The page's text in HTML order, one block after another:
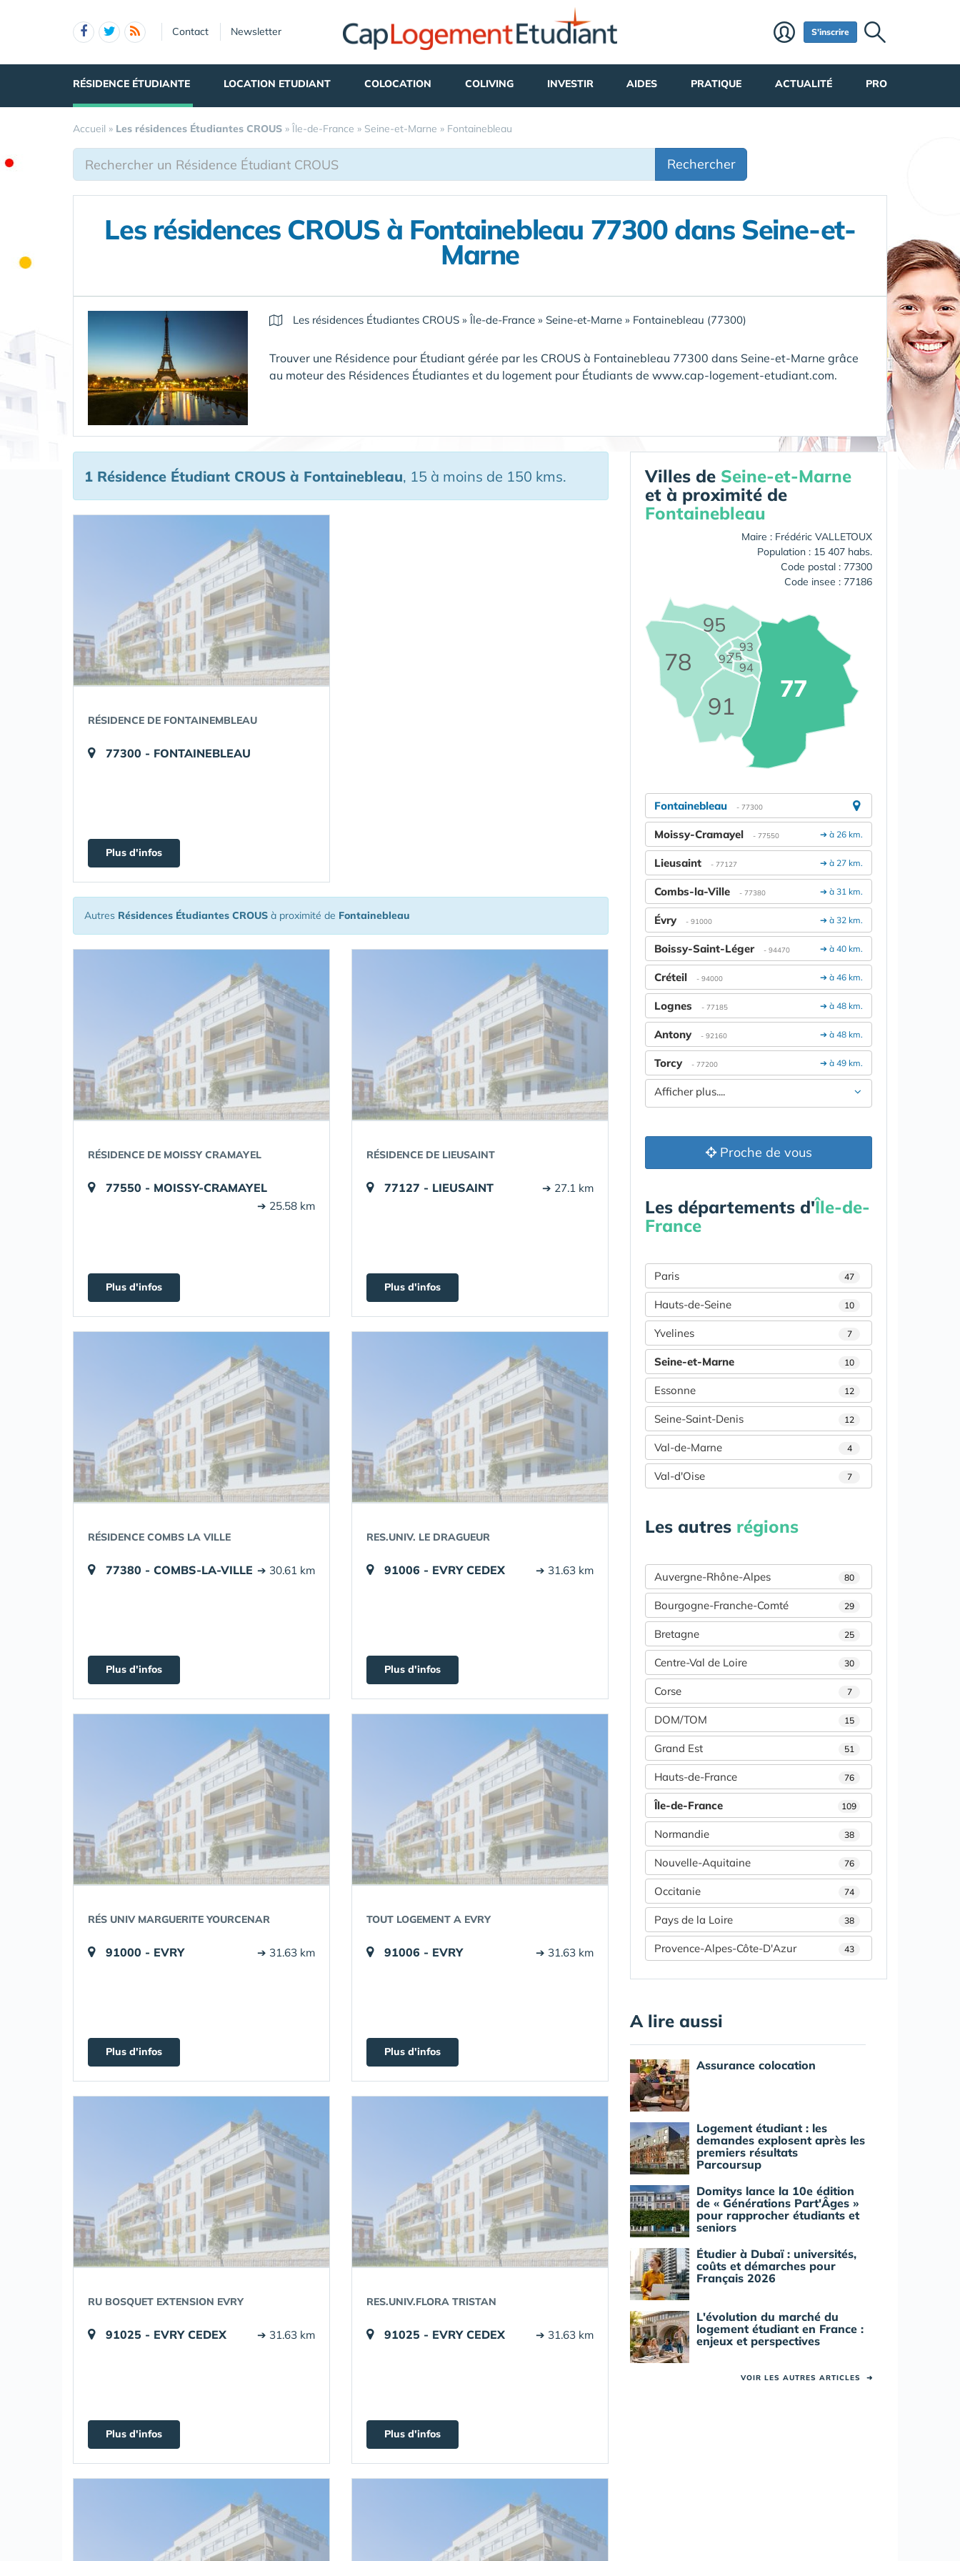
Contact Newsletter S'inscrire
RÉSIDENCE ÉTUDIANTE LOCATION ETUDIANT COLOCATION COLIVING INVESTIR AIDES PRATIQUE ACTUALITÉ PRO
Accueil » Les résidences Étudiantes CROUS » Île-de-France » Seine-et-Marne » Fontainebleau
Rechercher
Les résidences CROUS à Fontainebleau 77300 dans Seine-et-
Marne
Les résidences Étudiantes CROUS »Île-de-France » Seine-et-Marne » Fontainebleau (77300)
Trouver une Résidence pour Étudiant gérée par les CROUS à Fontainebleau 77300 dans Seine-et-Marne grâce
au moteur des Résidences Étudiantes et du logement pour Étudiants de www.cap-logement-etudiant.com.
1 Résidence Étudiant CROUS à Fontainebleau, 15 à moins de 150 kms.
RÉSIDENCE DE FONTAINEMBLEAU
77300 - FONTAINEBLEAU
Plus d'infos
Autres Résidences Étudiantes CROUS à proximité de Fontainebleau
RÉSIDENCE DE MOISSY CRAMAYEL
77550 - MOISSY-CRAMAYEL
➔ 25.58 km
Plus d'infos
RÉSIDENCE DE LIEUSAINT
77127 - LIEUSAINT ➔ 27.1 km
Plus d'infos
RÉSIDENCE COMBS LA VILLE
77380 - COMBS-LA-VILLE ➔ 30.61 km
Plus d'infos
RES.UNIV. LE DRAGUEUR
91006 - EVRY CEDEX ➔ 31.63 km
Plus d'infos
RÉS UNIV MARGUERITE YOURCENAR
91000 - EVRY ➔ 31.63 km
Plus d'infos
TOUT LOGEMENT A EVRY
91006 - EVRY ➔ 31.63 km
Plus d'infos
RU BOSQUET EXTENSION EVRY
91025 - EVRY CEDEX ➔ 31.63 km
Plus d'infos
RES.UNIV.FLORA TRISTAN
91025 - EVRY CEDEX ➔ 31.63 km
Plus d'infos
Villes de Seine-et-Marne
et à proximité de
Fontainebleau
Maire : Frédéric VALLETOUX
Population : 15 407 habs.
Code postal : 77300
Code insee : 77186
75
77
78
91
92
93
94
95
Fontainebleau - 77300
➔ à 26 km.
Moissy-Cramayel - 77550
➔ à 27 km.
Lieusaint - 77127
➔ à 31 km.
Combs-la-Ville - 77380
➔ à 32 km.
Évry - 91000
➔ à 40 km.
Boissy-Saint-Léger - 94470
➔ à 46 km.
Créteil - 94000
➔ à 48 km.
Lognes - 77185
➔ à 48 km.
Antony - 92160
➔ à 49 km.
Torcy - 77200
Afficher plus....
Proche de vous
Les départements d'Île-de-
France
Paris 47
Hauts-de-Seine 10
Yvelines 7
Seine-et-Marne 10
Essonne 12
Seine-Saint-Denis 12
Val-de-Marne 4
Val-d'Oise 7
Les autres régions
Auvergne-Rhône-Alpes 80
Bourgogne-Franche-Comté 29
Bretagne 25
Centre-Val de Loire 30
Corse 7
DOM/TOM 15
Grand Est 51
Hauts-de-France 76
Île-de-France 109
Normandie 38
Nouvelle-Aquitaine 76
Occitanie 74
Pays de la Loire 38
Provence-Alpes-Côte-D'Azur 43
A lire aussi
Assurance colocation
Logement étudiant : les
demandes explosent après les
premiers résultats
Parcoursup
Domitys lance la 10e édition
de « Générations Part'Âges »
pour rapprocher étudiants et
seniors
Étudier à Dubaï : universités,
coûts et démarches pour
Français 2026
L'évolution du marché du
logement étudiant en France :
enjeux et perspectives
VOIR LES AUTRES ARTICLES ➜